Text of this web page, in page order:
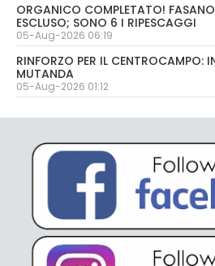
ORGANICO COMPLETATO!
ESCLUSO; SONO 6 I RIPESCAGGI
05-Aug-2026 06:19
RINFORZO PER IL CENTROCAMPO:
MUTANDA
05-Aug-2026 01:12